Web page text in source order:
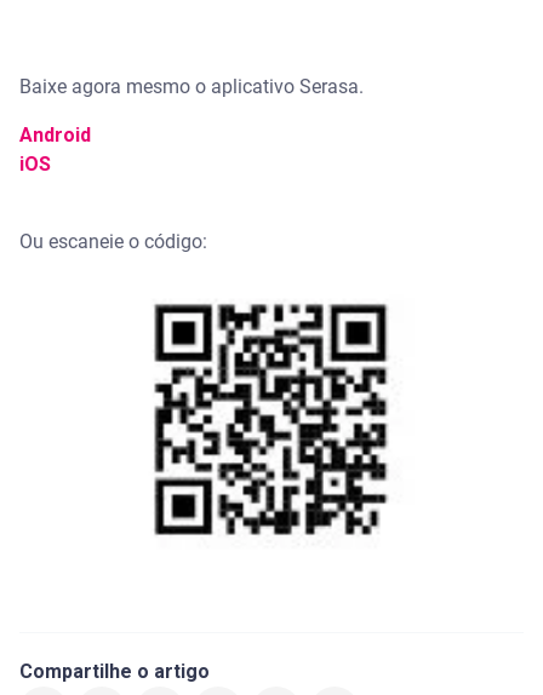
Baixe agora mesmo o aplicativo Serasa.
Android
iOS
Ou escaneie o código:
Compartilhe o artigo